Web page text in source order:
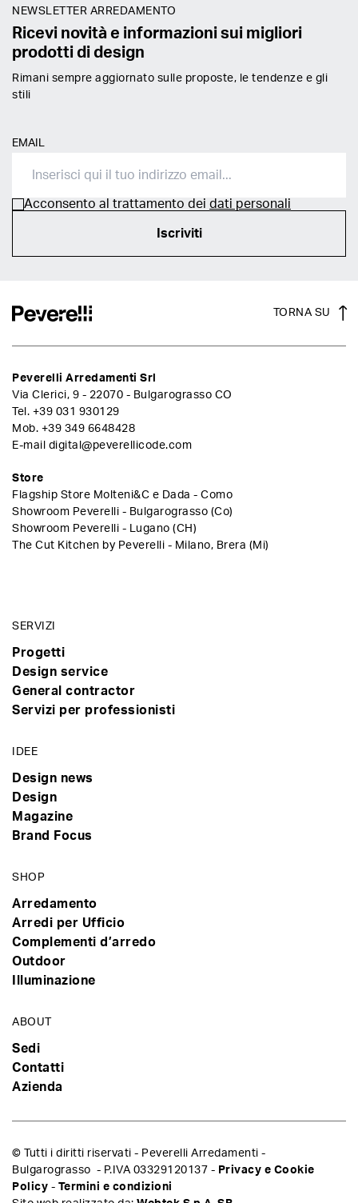
NEWSLETTER ARREDAMENTO
Ricevi novità e informazioni sui migliori
prodotti di design
Rimani sempre aggiornato sulle proposte, le tendenze e gli
stili
EMAIL
Acconsento al trattamento dei dati personali
Iscriviti
TORNA SU
Peverelli Arredamenti Srl
Via Clerici, 9 - 22070 - Bulgarograsso CO
Tel. +39 031 930129
Mob. +39 349 6648428
E-mail digital@peverellicode.com
Store
Flagship Store Molteni&C e Dada - Como
Showroom Peverelli - Bulgarograsso (Co)
Showroom Peverelli - Lugano (CH)
The Cut Kitchen by Peverelli - Milano, Brera (Mi)
SERVIZI
Progetti
Design service
General contractor
Servizi per professionisti
IDEE
Design news
Design
Magazine
Brand Focus
SHOP
Arredamento
Arredi per Ufficio
Complementi d’arredo
Outdoor
Illuminazione
ABOUT
Sedi
Contatti
Azienda
© Tutti i diritti riservati - Peverelli Arredamenti -
Bulgarograsso - P.IVA 03329120137 - Privacy e Cookie
Policy - Termini e condizioni